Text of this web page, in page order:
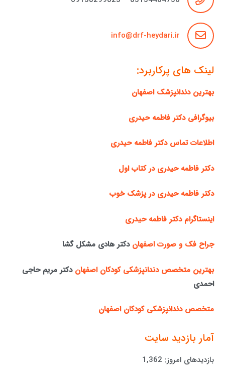
info@drf-heydari.ir
لینک های پرکاربرد:
بهترین دندانپزشک اصفهان
بیوگرافی دکتر فاطمه حیدری
اطلاعات تماس دکتر فاطمه حیدری
دکتر فاطمه حیدری در کتاب اول
دکتر فاطمه حیدری در پزشک خوب
اینستاگرام دکتر فاطمه حیدری
جراح فک و صورت اصفهان دکتر هادی مشکل گشا
بهترین متخصص دندانپزشکی کودکان اصفهان دکتر مریم حاجی
احمدی
متخصص دندانپزشکی کودکان اصفهان
آمار بازدید سایت
بازدیدهای امروز: 1,362